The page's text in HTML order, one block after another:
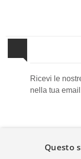
Ricevi le
nella tua
Questo